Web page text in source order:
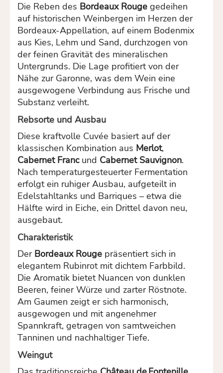
Die Reben des Bordeaux Rouge gedeihen
auf historischen Weinbergen im Herzen der
Bordeaux-Appellation, auf einem Bodenmix
aus Kies, Lehm und Sand, durchzogen von
der feinen Gravität des mineralischen
Untergrunds. Die Lage profitiert von der
Nähe zur Garonne, was dem Wein eine
ausgewogene Verbindung aus Frische und
Substanz verleiht.
Rebsorte und Ausbau
Diese kraftvolle Cuvée basiert auf der
klassischen Kombination aus Merlot,
Cabernet Francund Cabernet Sauvignon.
Nach temperaturgesteuerter Fermentation
erfolgt ein ruhiger Ausbau, aufgeteilt in
Edelstahltanks und Barriques – etwa die
Hälfte wird in Eiche, ein Drittel davon neu,
ausgebaut.
Charakteristik
Der Bordeaux Rouge präsentiert sich in
elegantem Rubinrot mit dichtem Farbbild.
Die Aromatik bietet Nuancen von dunklen
Beeren, feiner Würze und zarter Röstnote.
Am Gaumen zeigt er sich harmonisch,
ausgewogen und mit angenehmer
Spannkraft, getragen von samtweichen
Tanninen und nachhaltiger Tiefe.
Weingut